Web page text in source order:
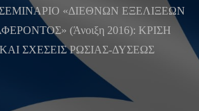
ΣΕΜΙΝΑΡΙΟ «ΔΙΕΘΝΩΝ ΕΞΕΛΙΞΕΩΝ
(Άνοιξη 2016): ΚΡΙΣΗ
ΣΧΕΣΕΙΣ ΡΩΣΙΑΣ-ΔΥΣΕΩΣ